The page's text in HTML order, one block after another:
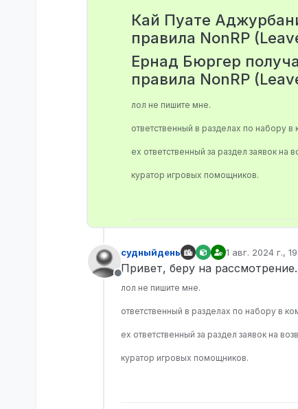
Кай Пуате
правила NonRP
Ернад Бюргер
правила NonRP
лол не пишите мне.
ответственный в разделах по набору
ex ответственный за раздел заявок на
куратор игровых помощников.
Не в сети
судныйдень 1 авг. 2024 г.,
Привет, беру на рассмотрение.
лол не пишите мне.
ответственный в разделах по набору в
ex ответственный за раздел заявок на
куратор игровых помощников.